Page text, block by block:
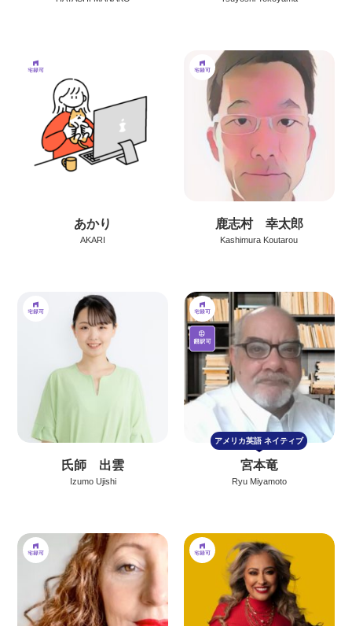
あかり
AKARI
鹿志村 幸太郎
Kashimura Koutarou
氏師 出雲
Izumo Ujishi
アメリカ英語ネイティブ
宮本竜
Ryu Miyamoto